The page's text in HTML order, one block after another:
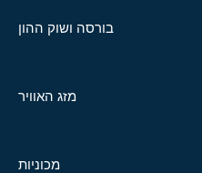
בורסה ושוק ההון
מזג האוויר
מכוניות